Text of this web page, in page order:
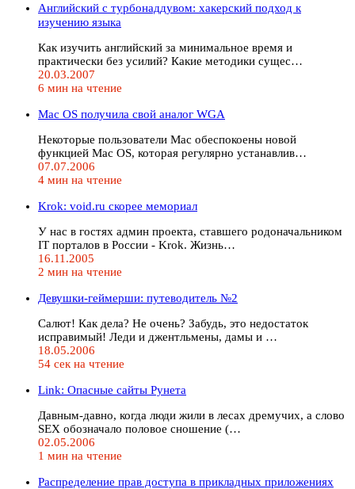
Английский с турбонаддувом: хакерский подход к
изучению языка
Как изучить английский за минимальное время и
практически без усилий? Какие методики сущес…
20.03.2007
6 мин на чтение
Mac OS получила свой аналог WGA
Некоторые пользователи Мас обеспокоены новой
функцией Mac OS, которая регулярно устанавлив…
07.07.2006
4 мин на чтение
Krok: void.ru скорее мемориал
У нас в гостях админ проекта, ставшего родоначальником
IT порталов в России - Krok. Жизнь…
16.11.2005
2 мин на чтение
Девушки-геймерши: путеводитель №2
Салют! Как дела? Не очень? Забудь, это недостаток
исправимый! Леди и джентльмены, дамы и …
18.05.2006
54 сек на чтение
Link: Опасные сайты Рунета
Давным-давно, когда люди жили в лесах дремучих, а слово
SEX обозначало половое сношение (…
02.05.2006
1 мин на чтение
Распределение прав доступа в прикладных приложениях